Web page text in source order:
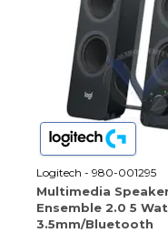
Logitech - 980-001295
Multimedia
Ensemble 2.0 5
3.5mm/Bluetooth